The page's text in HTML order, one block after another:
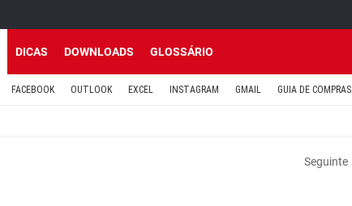
DICAS DOWNLOADS GLOSSÁRIO
FACEBOOK OUTLOOK EXCEL INSTAGRAM GMAIL GUIA DE COMPRAS
Seguinte